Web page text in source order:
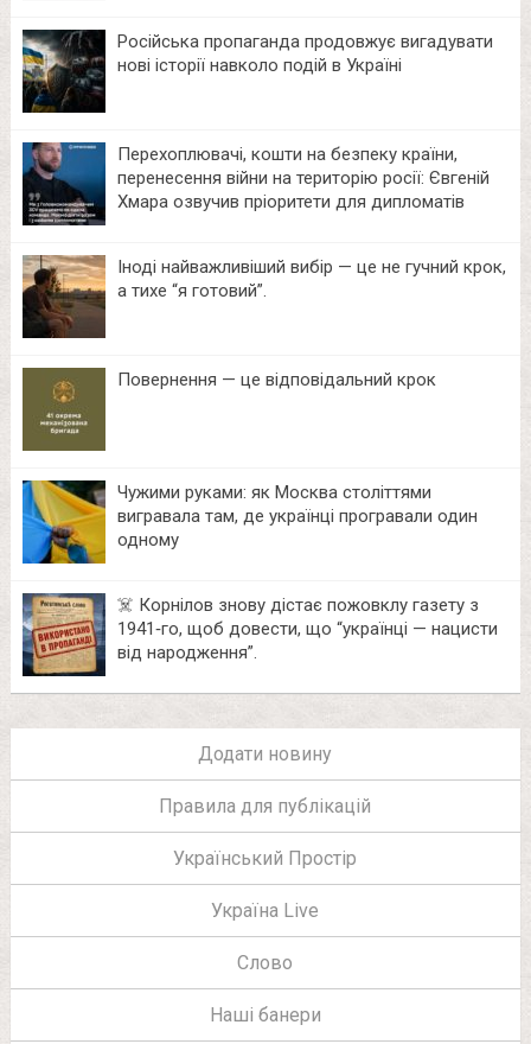
Російська пропаганда продовжує вигадувати
нові історії навколо подій в Україні
Перехоплювачі, кошти на безпеку країни,
перенесення війни на територію росії: Євгеній
Хмара озвучив пріоритети для дипломатів
Іноді найважливіший вибір — це не гучний крок,
а тихе “я готовий”.
Повернення — це відповідальний крок
Чужими руками: як Москва століттями
вигравала там, де українці програвали один
одному
☠️ Корнілов знову дістає пожовклу газету з
1941‑го, щоб довести, що “українці — нацисти
від народження”.
Додати новину
Правила для публікацій
Український Простір
Україна Live
Слово
Наші банери